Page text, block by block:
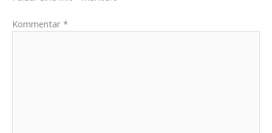
Kommentar *